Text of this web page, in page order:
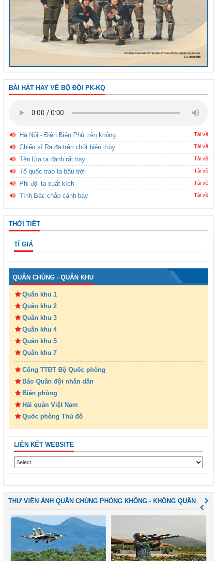
BÀI HÁT HAY VỀ BỘ ĐỘI PK-KQ
Hà Nội - Điện Biên Phủ trên không Tải về
Chiến sĩ Ra đa trên chốt biên thùy Tải về
Tên lửa ta đánh rất hay Tải về
Tổ quốc trao ta bầu trời Tải về
Phi đội ta xuất kích Tải về
Tình Bác chắp cánh bay Tải về
THỜI TIẾT
TỈ GIÁ
QUÂN CHỦNG - QUÂN KHU
Quân khu 1
Quân khu 2
Quân khu 3
Quân khu 4
Quân khu 5
Quân khu 7
Cổng TTĐT Bộ Quốc phòng
Báo Quân đội nhân dân
Biên phòng
Hải quân Việt Nam
Quốc phòng Thủ đô
LIÊN KẾT WEBSITE
THƯ VIỆN ẢNH QUÂN CHỦNG PHÒNG KHÔNG - KHÔNG QUÂN